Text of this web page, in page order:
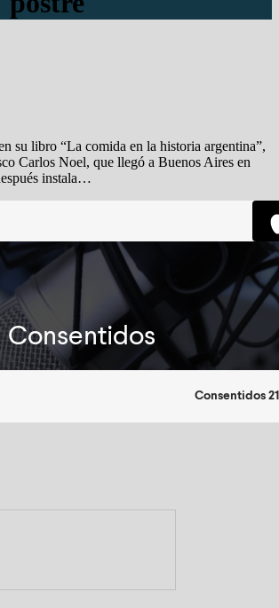
su libro “La comida en la historia argentina”,
Carlos Noel, que llegó a Buenos Aires en
instala…